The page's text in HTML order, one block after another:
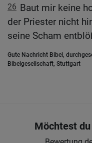
26 Baut mir keine
der Priester nicht
seine Scham
Gute Nachricht Bibel,
Bibelgesellschaft, Stuttgart
Möchtest